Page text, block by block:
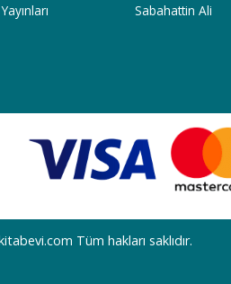
Sabahattin Ali
Tüm hakları saklıdır.